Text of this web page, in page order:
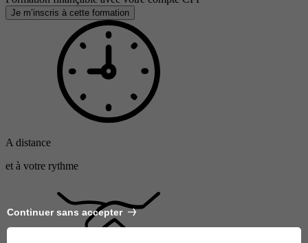
Je m’inscris à cette formation
A distance
et à votre rythme
Continuer sans accepter